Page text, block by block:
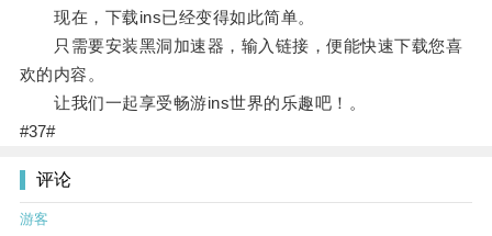
现在，下载ins已经变得如此简单。
只需要安装黑洞加速器，输入链接，便能快速下载您喜
欢的内容。
让我们一起享受畅游ins世界的乐趣吧！。
#37#
评论
游客